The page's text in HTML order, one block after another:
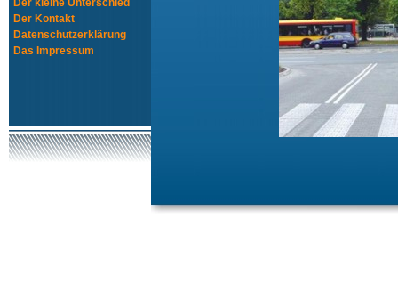
Der kleine Unterschied
Der Kontakt
Datenschutzerklärung
Das Impressum